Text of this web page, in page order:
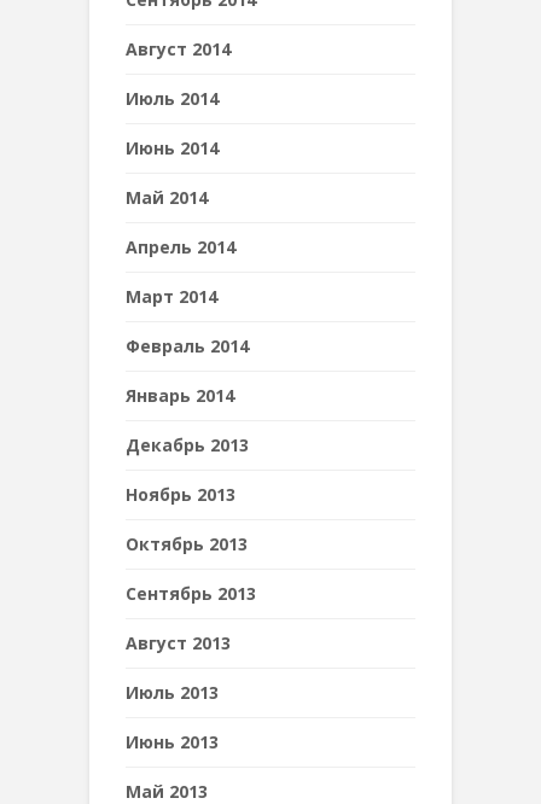
Август 2014
Июль 2014
Июнь 2014
Май 2014
Апрель 2014
Март 2014
Февраль 2014
Январь 2014
Декабрь 2013
Ноябрь 2013
Октябрь 2013
Сентябрь 2013
Август 2013
Июль 2013
Июнь 2013
Май 2013